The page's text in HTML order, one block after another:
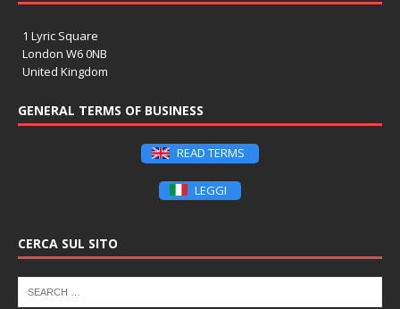
1 Lyric Square
London W6 0NB
United Kingdom
GENERAL TERMS OF BUSINESS
READ TERMS
LEGGI
CERCA SUL SITO